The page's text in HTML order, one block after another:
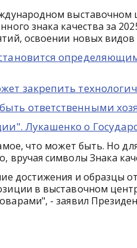
выставочном
знака качества за
освоении новых
закрепить
ответственными
Лукашенко о
что может быть. Но
вручая символы Знака
достижения и образцы
в выставочном
- заявил